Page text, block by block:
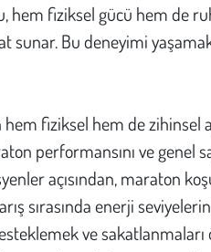
hem fiziksel gücü hem de
sunar. Bu deneyimi
fiziksel hem de zihinsel
performansını ve genel
açısından, maraton
sırasında enerji
ve